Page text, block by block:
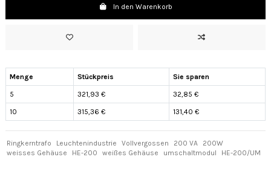
In den Warenkorb
Menge Stückpreis Sie sparen
5 321,93 € 32,85 €
10 315,36 € 131,40 €
Ringkerntrafo Leuchtenindustrie Vollvergossen 200 VA
200W
weisses Gehäuse
HE-200 weißes Gehäuse umschaltmodul HE-200/UM